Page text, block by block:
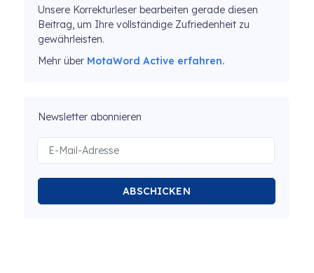
Unsere Korrekturleser bearbeiten gerade diesen
Beitrag, um Ihre vollständige Zufriedenheit zu
gewährleisten.
Mehr über MotaWord Active erfahren.
Newsletter abonnieren
ABSCHICKEN